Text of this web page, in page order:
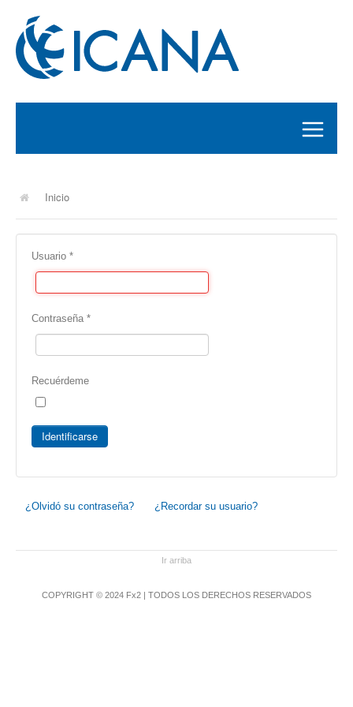
EXÁMENES
SERVICIOS
Inicio
Usuario *
Contraseña *
Recuérdeme
Identificarse
¿Olvidó su contraseña? ¿Recordar su usuario?
Ir arriba
COPYRIGHT © 2024 Fx2 | TODOS LOS DERECHOS RESERVADOS